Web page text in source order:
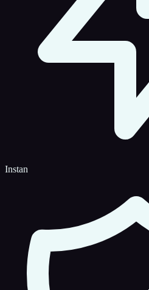
Instan